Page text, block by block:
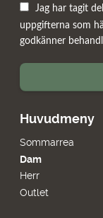
Huvudmeny
Sommarrea
Dam
Herr
Outlet
Jag har tagit
uppgifterna som
godkänner